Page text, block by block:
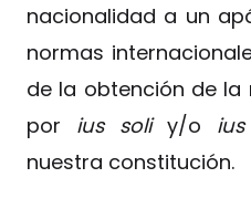
nacionalidad a un
normas
de la obtención de la
por ius soliy/o
nuestra constitución.